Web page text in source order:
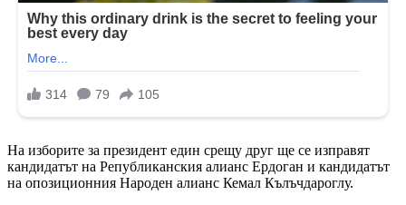
На изборите за президент един срещу друг ще се изправят
кандидатът на Републиканския алианс Ердоган и кандидатът
на опозиционния Народен алианс Кемал Кълъчдароглу.